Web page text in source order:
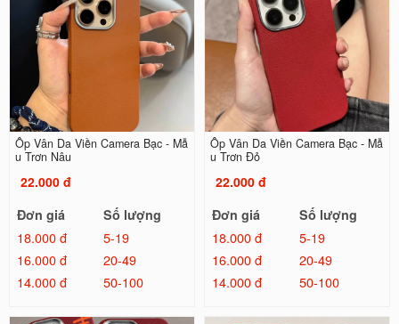
Ốp Vân Da Viền Camera Bạc - Mẫ
u Trơn Nâu
22.000 đ
Đơn giá
Số lượng
18.000 đ
5-19
16.000 đ
20-49
14.000 đ
50-100
Ốp Vân Da Viền Camera Bạc - Mẫ
u Trơn Đỏ
22.000 đ
Đơn giá
Số lượng
18.000 đ
5-19
16.000 đ
20-49
14.000 đ
50-100